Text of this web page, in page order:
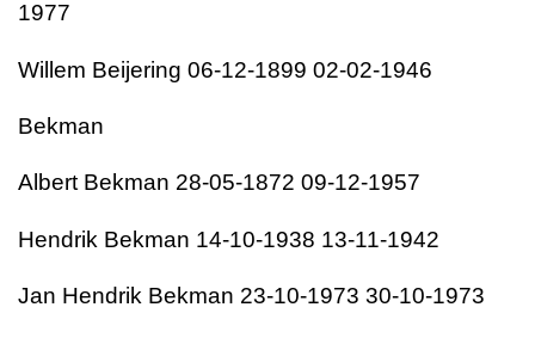
1977
Willem Beijering 06-12-1899 02-02-1946
Bekman
Albert Bekman 28-05-1872 09-12-1957
Hendrik Bekman 14-10-1938 13-11-1942
Jan Hendrik Bekman 23-10-1973 30-10-1973